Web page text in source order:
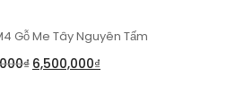
Gỗ Me Tây Nguyên Tấm
₫ 6,500,000₫